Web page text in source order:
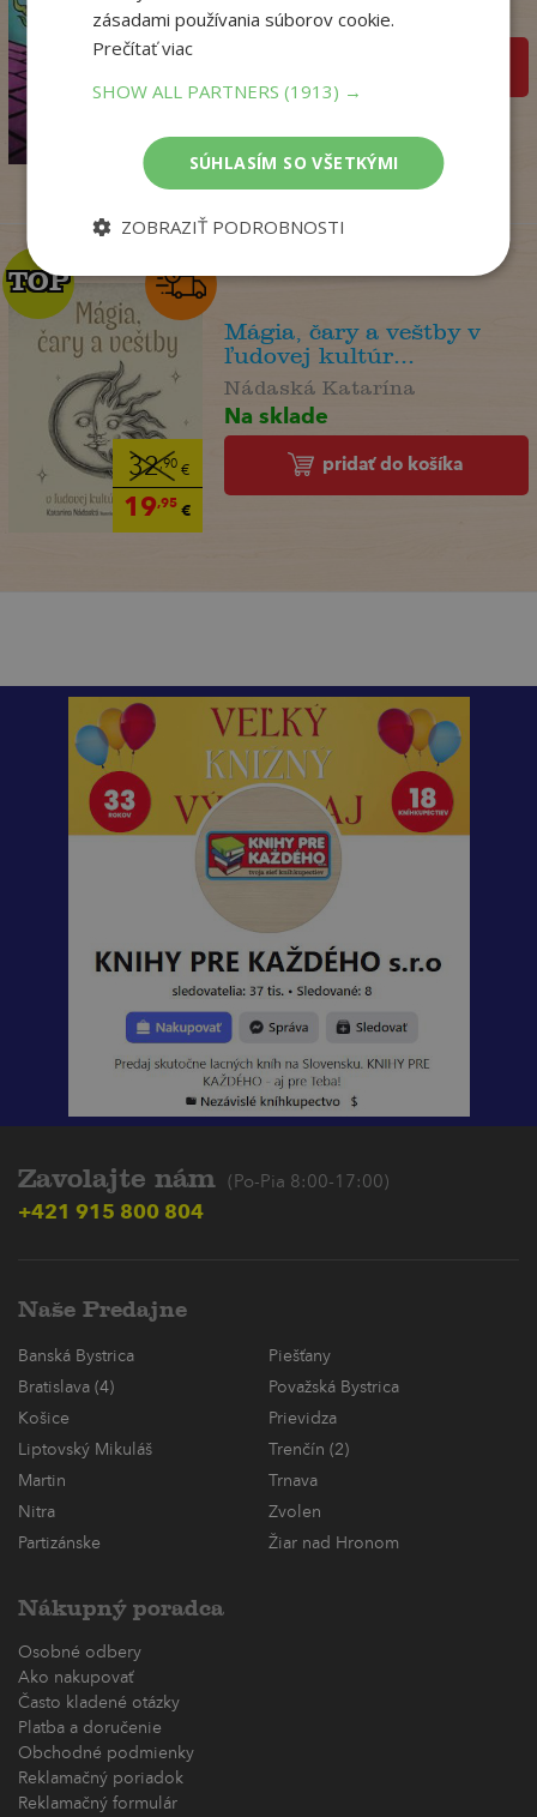
14,95€
12 ,86€
Na sklade
32,90€
19,95€
TOP
TOP
Mágia, čary a veštby v
ľudovej kultúr...
Nádaská Katarína
Na sklade
pridať do košíka
Zavolajte nám (Po-Pia 8:00-17:00)
+421 915 800 804
Naše Predajne
Banská Bystrica
Piešťany
Bratislava (4)
Považská Bystrica
Košice
Prievidza
Liptovský Mikuláš
Trenčín (2)
Martin
Trnava
Nitra
Zvolen
Partizánske
Žiar nad Hronom
Nákupný poradca
Osobné odbery
Ako nakupovať
Často kladené otázky
Platba a doručenie
Obchodné podmienky
Reklamačný poriadok
Reklamačný formulár
zásadami používania súborov cookie.
Prečítať viac
SHOW ALL PARTNERS(1913) →
SÚHLASÍM SO VŠETKÝMI
ZOBRAZIŤ PODROBNOSTI